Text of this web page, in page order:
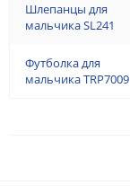
Шлепанцы для
мальчика SL241
Футболка для
мальчика TRP7009